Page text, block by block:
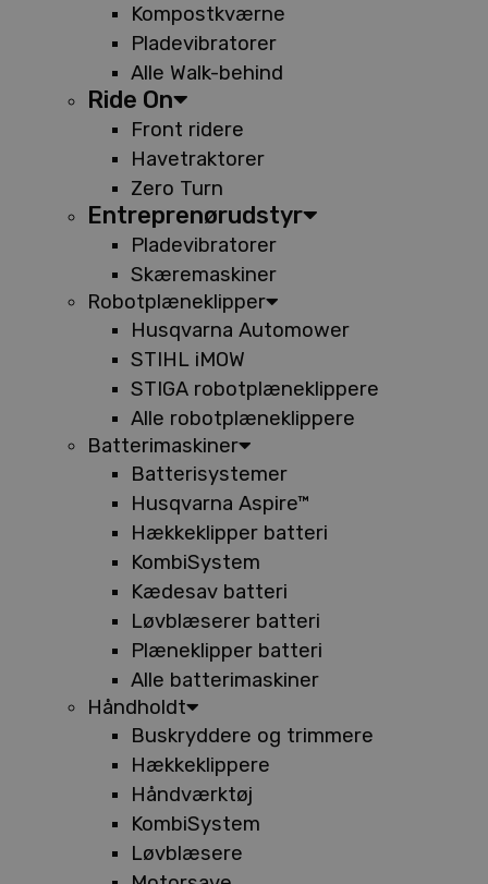
Kompostkværne
Pladevibratorer
Alle Walk-behind
Ride On
Front ridere
Havetraktorer
Zero Turn
Entreprenørudstyr
Pladevibratorer
Skæremaskiner
Robotplæneklipper
Husqvarna Automower
STIHL iMOW
STIGA robotplæneklippere
Alle robotplæneklippere
Batterimaskiner
Batterisystemer
Husqvarna Aspire™
Hækkeklipper batteri
KombiSystem
Kædesav batteri
Løvblæserer batteri
Plæneklipper batteri
Alle batterimaskiner
Håndholdt
Buskryddere og trimmere
Hækkeklippere
Håndværktøj
KombiSystem
Løvblæsere